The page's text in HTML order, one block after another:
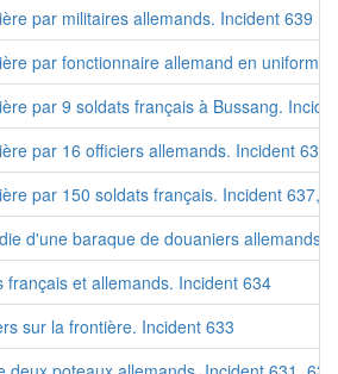
par militaires allemands. Incident 639
par fonctionnaire allemand en
par 9 soldats français à Bussang.
par 16 officiers allemands. Incident 636
par 150 soldats français. Incident 637,
d'une baraque de douaniers allemands.
français et allemands. Incident 634
sur la frontière. Incident 633